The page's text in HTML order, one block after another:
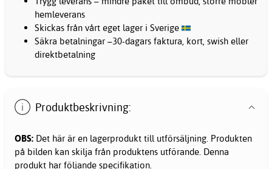
hemleverans
Skickas från vårt eget lager i Sverige
Säkra betalningar –30-dagars faktura, kort, swish eller
direktbetalning
Produktbeskrivning:
OBS: Det här är en lagerprodukt till utförsäljning. Produkten
på bilden kan skilja från produktens utförande. Denna
produkt har följande specifikation.